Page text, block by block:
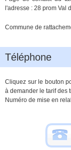
l'adresse : 28 prom Val
Commune de
Téléphone
Cliquez sur le bouton
à demander le tarif des
Numéro de mise en